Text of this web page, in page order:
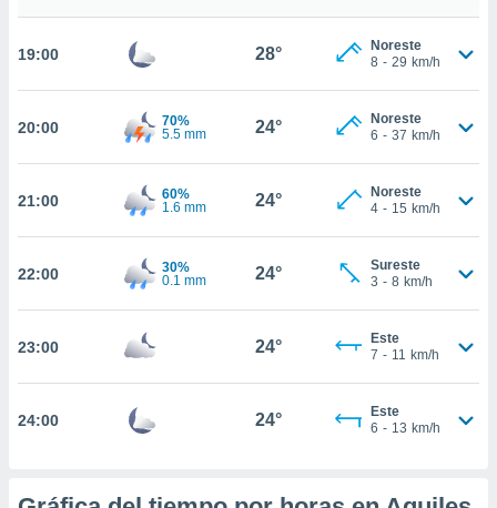
se
Puedes
web a
19:00 28°
Noreste
8 - 29 km/h
20:00
70%
5.5 mm
24°
Noreste
6 - 37 km/h
21:00
60%
1.6 mm
24°
Noreste
4 - 15 km/h
22:00
30%
0.1 mm
24°
Sureste
3 - 8 km/h
23:00 24°
Este
7 - 11 km/h
24:00 24°
Este
6 - 13 km/h